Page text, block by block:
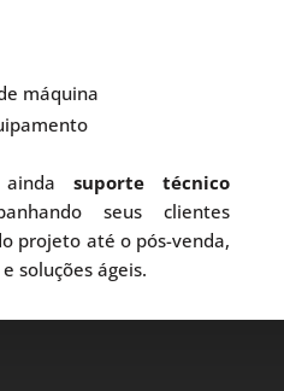
máquina
suporte técnico
seus clientes
projeto até o pós-venda,
soluções ágeis.